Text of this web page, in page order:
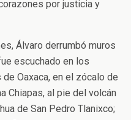
por justicia y
Álvaro derrumbó muros
escuchado en los
Oaxaca, en el zócalo de
Chiapas, al pie del volcán
de San Pedro Tlanixco;